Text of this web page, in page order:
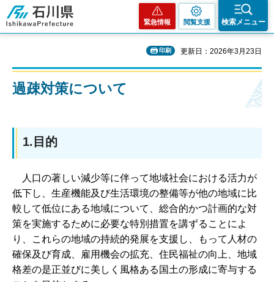
石川県
緊急情報 閲覧支援 検索メニュー
印刷 更新日：2026年3月23日
過疎対策について
1.目的
人 口の著しい減少等に伴って地域社会における活力が
低下し、生産機能及び生活環境の整備等が他の地域に比
較して低位にある地域について、総合的かつ計画的な対
策を実施するために必要な特別措置を講ずることによ
り、これらの地域の持続的発展を支援し、もって人材の
確保及び育成、雇用機会の拡充、住民福祉の向上、地域
格差の是正並びに美しく風格ある国土の形成に寄与する